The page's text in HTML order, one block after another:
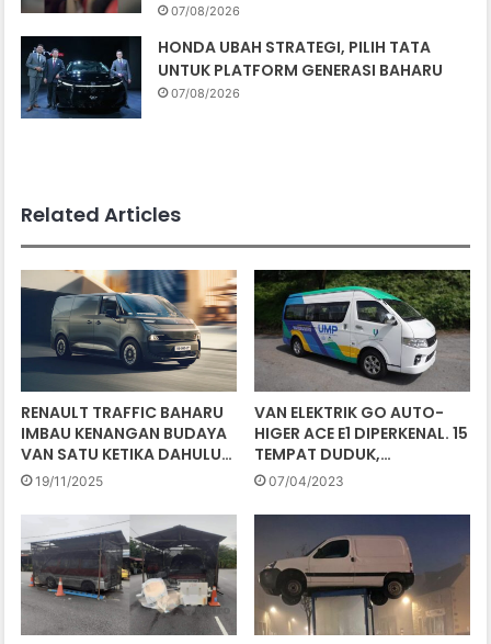
07/08/2026
HONDA UBAH STRATEGI, PILIH TATA
UNTUK PLATFORM GENERASI BAHARU
07/08/2026
Related Articles
RENAULT TRAFFIC BAHARU
IMBAU KENANGAN BUDAYA
VAN SATU KETIKA DAHULU…
19/11/2025
VAN ELEKTRIK GO AUTO-
HIGER ACE E1 DIPERKENAL. 15
TEMPAT DUDUK,…
07/04/2023